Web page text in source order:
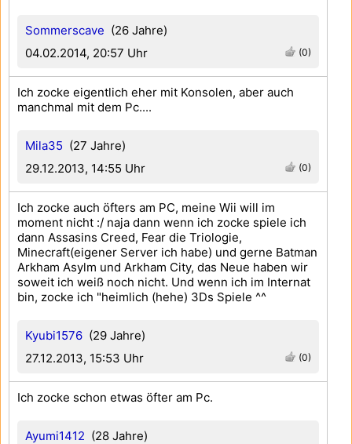
Sommerscave (26 Jahre)
04.02.2014, 20:57 Uhr
(0)
Mila35 (27 Jahre)
29.12.2013, 14:55 Uhr
(0)
Ich zocke eigentlich eher mit Konsolen, aber auch
manchmal mit dem Pc....
Kyubi1576 (29 Jahre)
27.12.2013, 15:53 Uhr
(0)
Ich zocke auch öfters am PC, meine Wii will im
moment nicht :/ naja dann wenn ich zocke spiele ich
dann Assasins Creed, Fear die Triologie,
Minecraft(eigener Server ich habe) und gerne Batman
Arkham Asylm und Arkham City, das Neue haben wir
soweit ich weiß noch nicht. Und wenn ich im Internat
bin, zocke ich "heimlich (hehe) 3Ds Spiele ^^
Ayumi1412 (28 Jahre)
Ich zocke schon etwas öfter am Pc.